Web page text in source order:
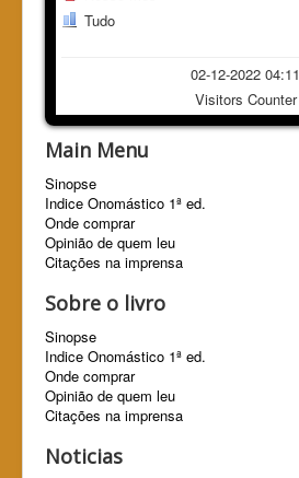
Tudo
02-12-2022 04:11
Visitors Counter
Main Menu
Sinopse
Indice Onomástico 1ª ed.
Onde comprar
Opinião de quem leu
Citações na imprensa
Sobre o livro
Sinopse
Indice Onomástico 1ª ed.
Onde comprar
Opinião de quem leu
Citações na imprensa
Noticias